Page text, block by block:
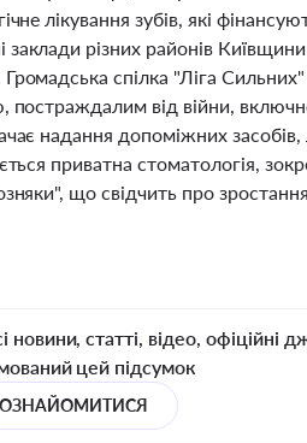
лікування зубів, які
різних районів
спілка "Ліга
від війни,
надання допоміжних засобів,
приватна стоматологія,
що свідчить про зростання
статті, відео, офіційні
цей підсумок
ОЗНАЙОМИТИСЯ